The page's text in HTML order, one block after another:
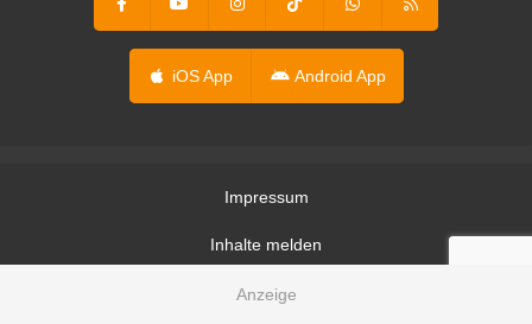
iOS App Android App
Impressum
Inhalte melden
Nutzungsbedingungen